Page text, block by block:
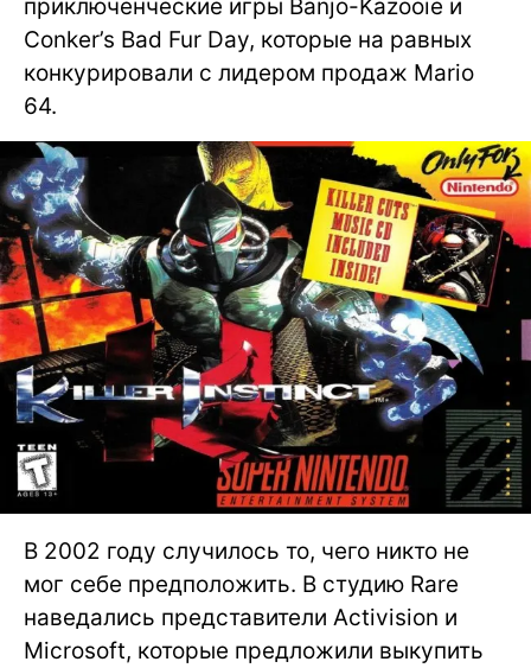
приключенческие игры Banjo-Kazooie и
Conker’s Bad Fur Day, которые на равных
конкурировали с лидером продаж Mario
64.
В 2002 году случилось то, чего никто не
мог себе предположить. В студию Rare
наведались представители Activision и
Microsoft, которые предложили выкупить